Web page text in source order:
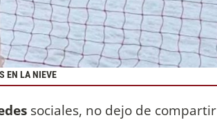
EN LA NIEVE
sociales, no dejo de compartir